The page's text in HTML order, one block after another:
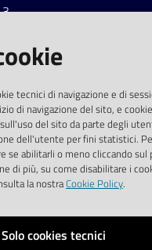
tecnici di navigazione e di
di navigazione del sito, e
del sito da parte degli
dell'utente per fini statistici.
se abilitarli o meno cliccando sul
di più, su come disabilitare i
la nostraCookie Policy.
Solo cookies tecnici